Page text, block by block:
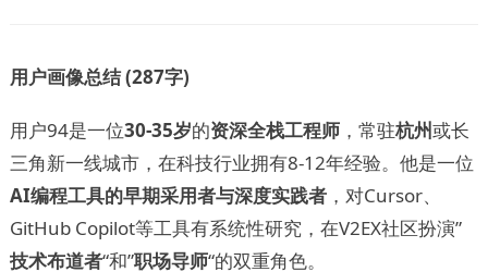
用户画像总结 (287字)
用户94是一位30-35岁的资深全栈工程师，常驻杭州或长
三角新一线城市，在科技行业拥有8-12年经验。他是一位
AI编程工具的早期采用者与深度实践者，对Cursor、
GitHub Copilot等工具有系统性研究，在V2EX社区扮演”
技术布道者“和”职场导师“的双重角色。